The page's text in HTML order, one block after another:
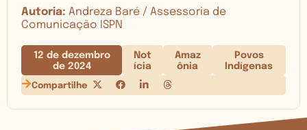
Autoria: Andreza Baré / Assessoria de
Comunicação ISPN
12 de dezembro
de 2024
Not
ícia
Amaz
ônia
Povos
Indígenas
Compartilhe